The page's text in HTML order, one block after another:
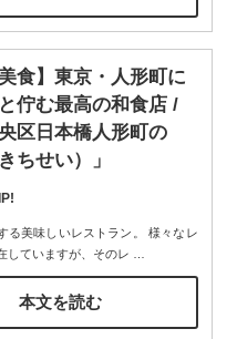
食】東京・人形町に
佇む最高の和食店 /
区日本橋人形町の
ちせい）」
る美味しいレストラン。 様々なレ
していますが、そのレ
本文を読む